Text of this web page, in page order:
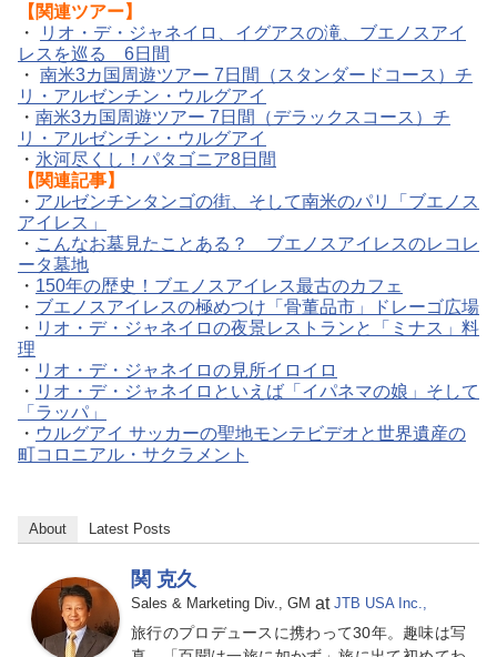
【関連ツアー】
・
リオ・デ・ジャネイロ、イグアスの滝、ブエノスアイ
レスを巡る 6日間
・ 南米3カ国周遊ツアー 7日間（スタンダードコース）チ
リ・アルゼンチン・ウルグアイ
・ 南米3カ国周遊ツアー 7日間（デラックスコース）チ
リ・アルゼンチン・ウルグアイ
・ 氷河尽くし！パタゴニア8日間
【関連記事】
・ アルゼンチンタンゴの街、そして南米のパリ「ブエノス
アイレス」
・ こんなお墓見たことある？ ブエノスアイレスのレコレ
ータ墓地
・ 150年の歴史！ブエノスアイレス最古のカフェ
・ ブエノスアイレスの極めつけ「骨董品市」ドレーゴ広場
・ リオ・デ・ジャネイロの夜景レストランと「ミナス」料
理
・ リオ・デ・ジャネイロの見所イロイロ
・ リオ・デ・ジャネイロといえば「イパネマの娘」そして
「ラッパ」
・ ウルグアイ サッカーの聖地モンテビデオと世界遺産の
町コロニアル・サクラメント
About Latest Posts
関 克久
Sales & Marketing Div., GM at JTB USA Inc.,
旅行のプロデュースに携わって30年。趣味は写